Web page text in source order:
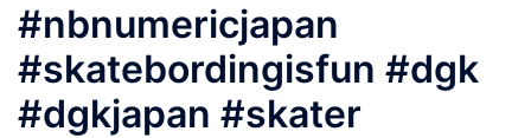
#nbnumericjapan
#skatebordingisfun #dgk
#dgkjapan #skater